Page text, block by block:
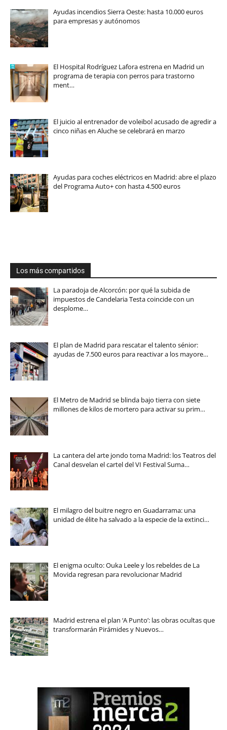
Ayudas incendios Sierra Oeste: hasta 10.000 euros
para empresas y autónomos
El Hospital Rodríguez Lafora estrena en Madrid un
programa de terapia con perros para trastorno
ment…
El juicio al entrenador de voleibol acusado de agredir a
cinco niñas en Aluche se celebrará en marzo
Ayudas para coches eléctricos en Madrid: abre el plazo
del Programa Auto+ con hasta 4.500 euros
Los más compartidos
La paradoja de Alcorcón: por qué la subida de
impuestos de Candelaria Testa coincide con un
desplome…
El plan de Madrid para rescatar el talento sénior:
ayudas de 7.500 euros para reactivar a los mayore…
El Metro de Madrid se blinda bajo tierra con siete
millones de kilos de mortero para activar su prim…
La cantera del arte jondo toma Madrid: los Teatros del
Canal desvelan el cartel del VI Festival Suma…
El milagro del buitre negro en Guadarrama: una
unidad de élite ha salvado a la especie de la extinci…
El enigma oculto: Ouka Leele y los rebeldes de La
Movida regresan para revolucionar Madrid
Madrid estrena el plan ‘A Punto’: las obras ocultas que
transformarán Pirámides y Nuevos…